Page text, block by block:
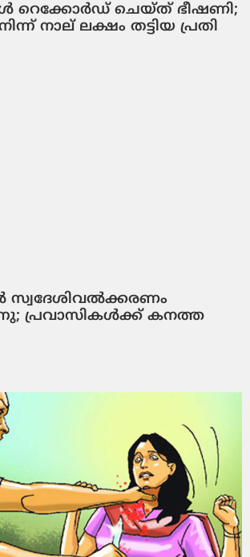
റെക്കോര്‍ഡ് ചെയ്ത് ഭീഷണി;
നാല് ലക്ഷം തട്ടിയ പ്രതി
പ്രവാസികൾക്ക് കനത്ത